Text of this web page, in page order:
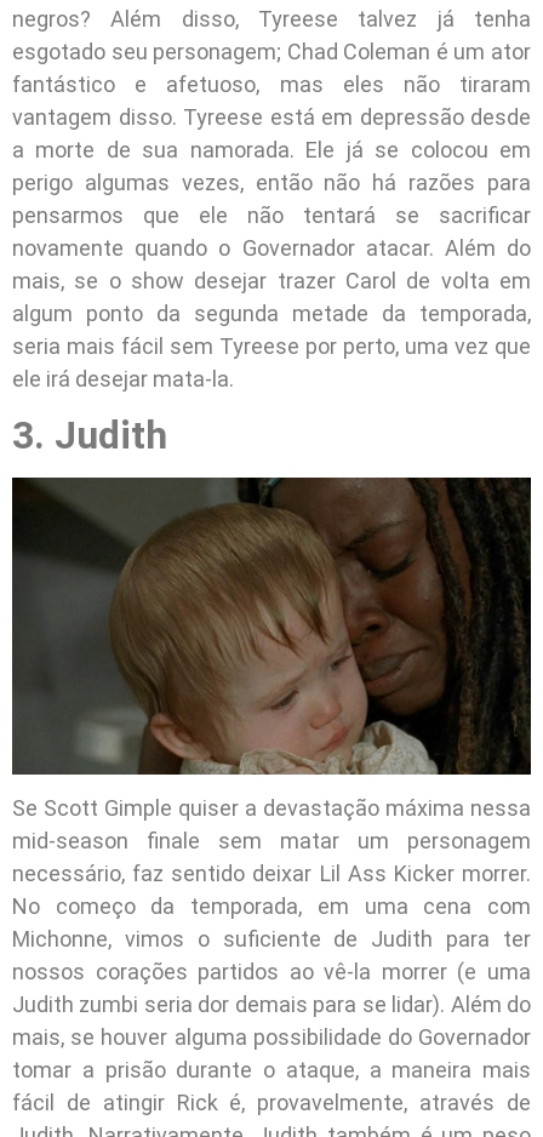
negros? Além disso, Tyreese talvez já tenha
esgotado seu personagem; Chad Coleman é um ator
fantástico e afetuoso, mas eles não tiraram
vantagem disso. Tyreese está em depressão desde
a morte de sua namorada. Ele já se colocou em
perigo algumas vezes, então não há razões para
pensarmos que ele não tentará se sacrificar
novamente quando o Governador atacar. Além do
mais, se o show desejar trazer Carol de volta em
algum ponto da segunda metade da temporada,
seria mais fácil sem Tyreese por perto, uma vez que
ele irá desejar mata-la.
3. Judith
Se Scott Gimple quiser a devastação máxima nessa
mid-season finale sem matar um personagem
necessário, faz sentido deixar Lil Ass Kicker morrer.
No começo da temporada, em uma cena com
Michonne, vimos o suficiente de Judith para ter
nossos corações partidos ao vê-la morrer (e uma
Judith zumbi seria dor demais para se lidar). Além do
mais, se houver alguma possibilidade do Governador
tomar a prisão durante o ataque, a maneira mais
fácil de atingir Rick é, provavelmente, através de